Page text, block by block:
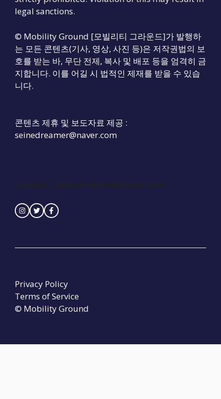
legal sanctions.
© Mobility Ground [모빌리티 그라운드]가 발행하
는 모든 콘텐츠(기사, 영상, 사진 등)은 저작권법의 보
호를 받는 바, 무단 전제, 복사 및 배포 등을 엄격히 금
지합니다. 이를 어길 시 법적인 제재를 받을 수 있습
니다.
콘텐츠 제휴 및 보도자료 제공 :
seinedreamer@naver.com
Contact : seinedreamer@naver.com
© Mobility Ground
Privacy Policy
Terms of Service